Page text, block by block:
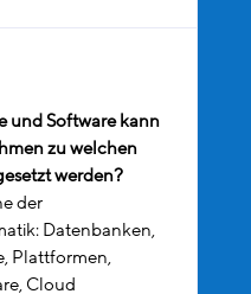
und Software kann
zu welchen
werden?
der
Datenbanken,
Plattformen,
Cloud